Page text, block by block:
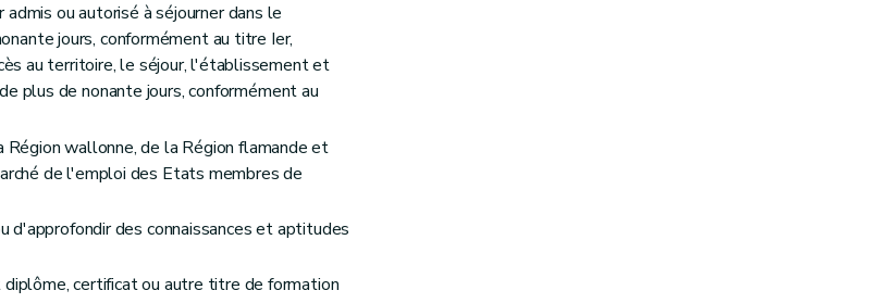
ou autorisé à séjourner dans le
jours, conformément au titre Ier,
au territoire, le séjour, l'établissement et
plus de nonante jours, conformément au
wallonne, de la Région flamande et
de l'emploi des Etats membres de
des connaissances et aptitudes
certificat ou autre titre de formation